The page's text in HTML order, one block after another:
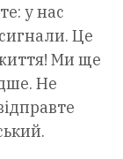
у нас
Це
Ми ще
Не